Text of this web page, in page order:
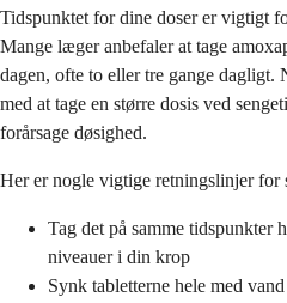
Tidspunktet for dine doser er vigtigt
Mange læger anbefaler at tage
dagen, ofte to eller tre gange dagligt.
med at tage en større dosis ved
forårsage døsighed.
Her er nogle vigtige retningslinjer for
Tag det på samme tidspunkter
niveauer i din krop
Synk tabletterne hele med